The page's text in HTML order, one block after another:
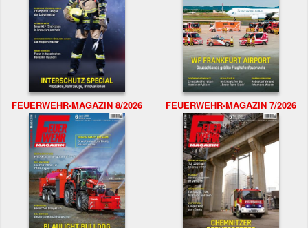
FEUERWEHR-MAGAZIN 8/2026 FEUERWEHR-MAGAZIN 7/2026